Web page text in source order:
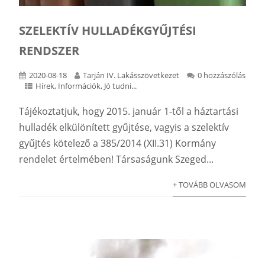
SZELEKTÍV HULLADÉKGYŰJTÉSI
RENDSZER
2020-08-18 Tarján IV. Lakásszövetkezet
0 hozzászólás
Hírek, Információk, Jó tudni...
Tájékoztatjuk, hogy 2015. január 1-től a háztartási
hulladék elkülönített gyűjtése, vagyis a szelektív
gyűjtés kötelező a 385/2014 (XII.31) Kormány
rendelet értelmében! Társaságunk Szeged...
+ TOVÁBB OLVASOM